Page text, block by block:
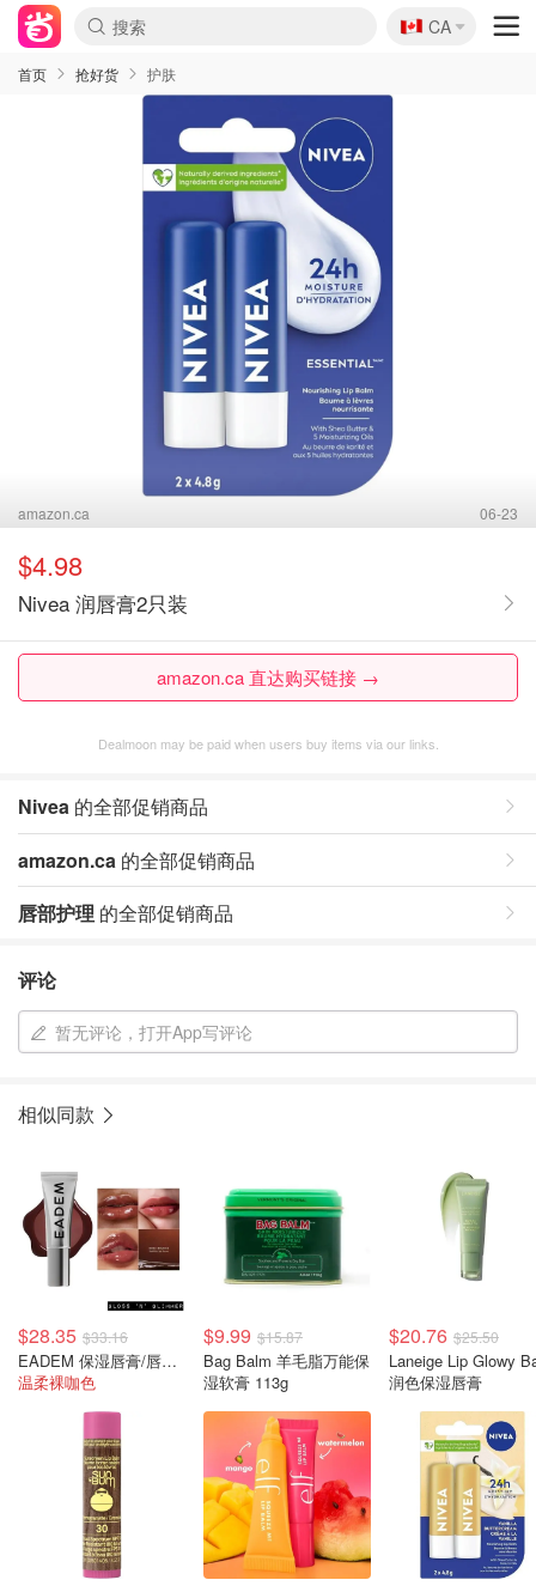
🇨🇦
CA
首页 抢好货 护肤
amazon.ca 06-23
$4.98
Nivea 润唇膏2只装
amazon.ca 直达购买链接 →
Dealmoon may be paid when users buy items via our links.
Nivea 的全部促销商品
amazon.ca 的全部促销商品
唇部护理 的全部促销商品
评论
暂无评论，打开App写评论
相似同款
$28.35 $33.16
EADEM 保湿唇膏/唇膜 #Boba Bounce
温柔裸咖色
$9.99 $15.87
Bag Balm 羊毛脂万能保
湿软膏 113g
$20.76 $25.50
Laneige Lip Glowy Balm
润色保湿唇膏